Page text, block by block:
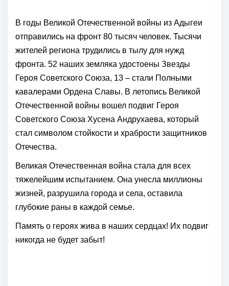
В годы Великой Отечественной войны из Адыгеи
отправились на фронт 80 тысяч человек. Тысячи
жителей региона трудились в тылу для нужд
фронта. 52 наших земляка удостоены Звезды
Героя Советского Союза, 13 – стали Полными
кавалерами Ордена Славы. В летопись Великой
Отечественной войны вошел подвиг Героя
Советского Союза Хусена Андрухаева, который
стал символом стойкости и храбрости защитников
Отечества.
Великая Отечественная война стала для всех
тяжелейшим испытанием. Она унесла миллионы
жизней, разрушила города и села, оставила
глубокие раны в каждой семье.
Память о героях жива в наших сердцах! Их подвиг
никогда не будет забыт!